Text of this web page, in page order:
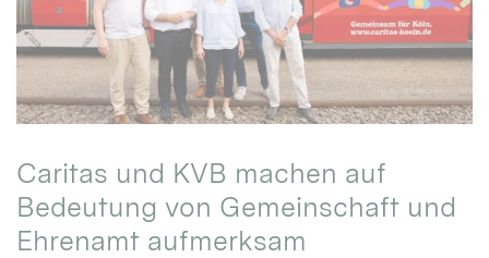
Caritas und KVB machen auf
Bedeutung von Gemeinschaft und
Ehrenamt aufmerksam